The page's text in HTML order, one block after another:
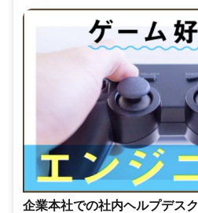
企業本社での社内ヘルプデスク